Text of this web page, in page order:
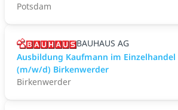
Potsdam
BAUHAUS AG
Ausbildung Kaufmann im
(m/w/d) Birkenwerder
Birkenwerder